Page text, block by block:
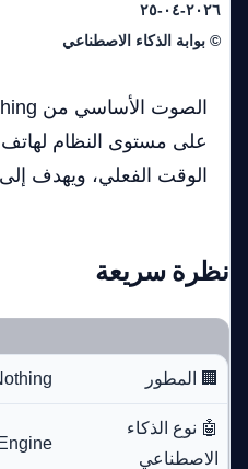
٢٠٢٦-٠٤-٢٥
© بوابة الذكاء الاصطناعي
الوقت الفعلي، ويهدف
نظرة سريعة
🏢 المطور
🤖 نوع الذكاء
الاصطناعي